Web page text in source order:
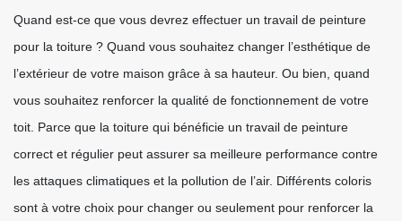
Quand est-ce que vous devrez effectuer un travail de peinture
pour la toiture ? Quand vous souhaitez changer l’esthétique de
l’extérieur de votre maison grâce à sa hauteur. Ou bien, quand
vous souhaitez renforcer la qualité de fonctionnement de votre
toit. Parce que la toiture qui bénéficie un travail de peinture
correct et régulier peut assurer sa meilleure performance contre
les attaques climatiques et la pollution de l’air. Différents coloris
sont à votre choix pour changer ou seulement pour renforcer la